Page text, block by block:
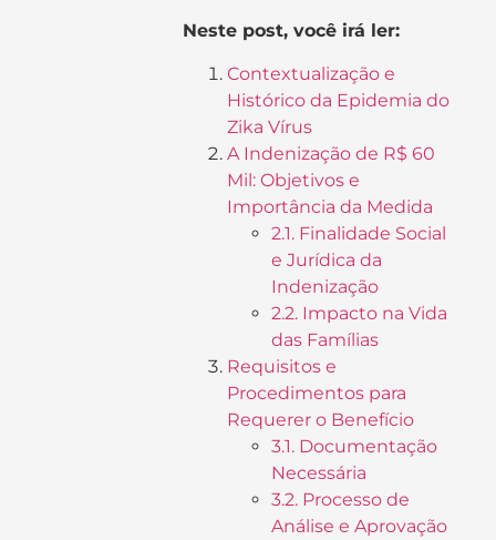
Neste post, você irá ler:
Contextualização e
Histórico da Epidemia do
Zika Vírus
A Indenização de R$ 60
Mil: Objetivos e
Importância da Medida
2.1. Finalidade Social
e Jurídica da
Indenização
2.2. Impacto na Vida
das Famílias
Requisitos e
Procedimentos para
Requerer o Benefício
3.1. Documentação
Necessária
3.2. Processo de
Análise e Aprovação